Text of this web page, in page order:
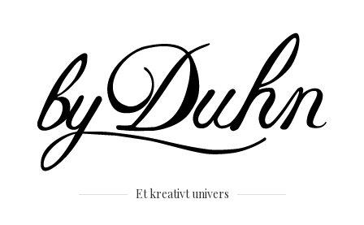
Et kreativt univers